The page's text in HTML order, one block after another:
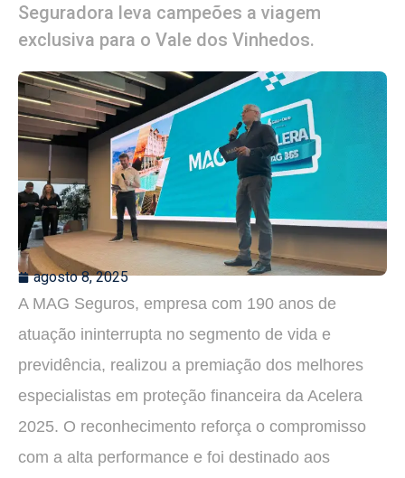
Seguradora leva campeões a viagem
exclusiva para o Vale dos Vinhedos.
agosto 8, 2025
A MAG Seguros, empresa com 190 anos de
atuação ininterrupta no segmento de vida e
previdência, realizou a premiação dos melhores
especialistas em proteção financeira da Acelera
2025. O reconhecimento reforça o compromisso
com a alta performance e foi destinado aos